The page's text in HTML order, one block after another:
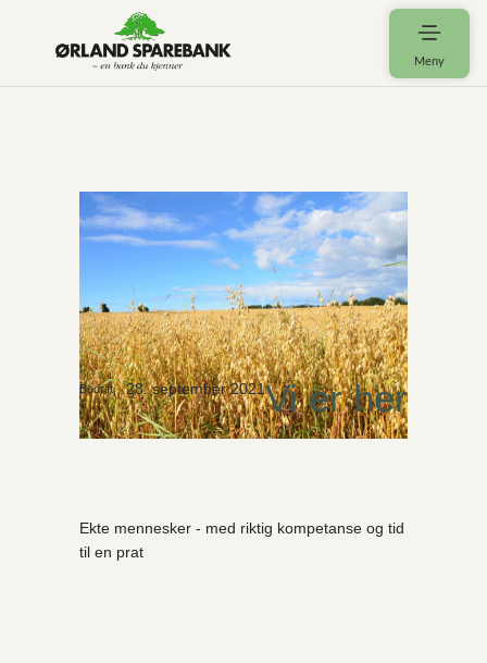
Meny
Bedrift Vi er her
28. september 2021
Ekte mennesker - med riktig kompetanse og tid
til en prat